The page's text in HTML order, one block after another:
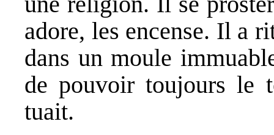
adore, les encense. Il a
dans un moule
de pouvoir toujours le
tuait.